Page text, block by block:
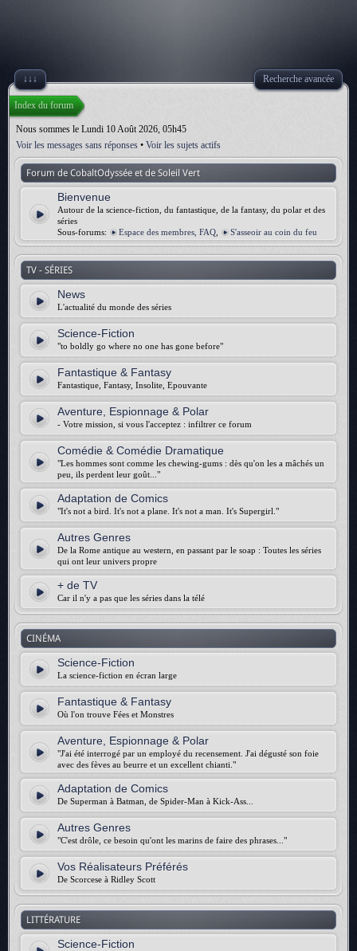
↓↓↓ Recherche avancée
Index du forum
Nous sommes le Lundi 10 Août 2026, 05h45
Voir les messages sans réponses • Voir les sujets actifs
Forum de CobaltOdyssée et de Soleil Vert
Bienvenue
Autour de la science-fiction, du fantastique, de la fantasy, du polar et des
séries
Sous-forums:
Espace des membres, FAQ S'asseoir au coin du feu
TV - SÉRIES
News
L'actualité du monde des séries
Science-Fiction
"to boldly go where no one has gone before"
Fantastique & Fantasy
Fantastique, Fantasy, Insolite, Epouvante
Aventure, Espionnage & Polar
- Votre mission, si vous l'acceptez : infiltrer ce forum
Comédie & Comédie Dramatique
"Les hommes sont comme les chewing-gums : dès qu'on les a mâchés un
peu, ils perdent leur goût..."
Adaptation de Comics
"It's not a bird. It's not a plane. It's not a man. It's Supergirl."
Autres Genres
De la Rome antique au western, en passant par le soap : Toutes les séries
qui ont leur univers propre
+ de TV
Car il n'y a pas que les séries dans la télé
CINÉMA
Science-Fiction
La science-fiction en écran large
Fantastique & Fantasy
Où l'on trouve Fées et Monstres
Aventure, Espionnage & Polar
"J'ai été interrogé par un employé du recensement. J'ai dégusté son foie
avec des fèves au beurre et un excellent chianti."
Adaptation de Comics
De Superman à Batman, de Spider-Man à Kick-Ass...
Autres Genres
"C'est drôle, ce besoin qu'ont les marins de faire des phrases..."
Vos Réalisateurs Préférés
De Scorcese à Ridley Scott
LITTÉRATURE
Science-Fiction